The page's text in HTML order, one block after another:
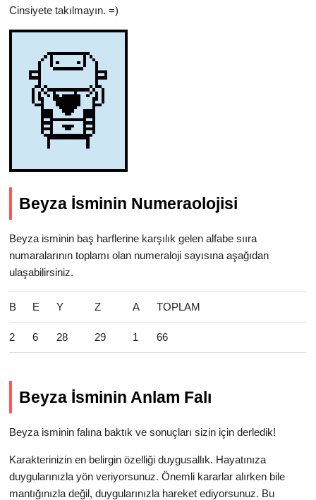
Cinsiyete takılmayın. =)
Beyza İsminin Numeraolojisi
Beyza isminin baş harflerine karşılık gelen alfabe sııra
numaralarının toplamı olan numeraloji sayısına aşağıdan
ulaşabilirsiniz.
B E Y Z A TOPLAM
2 6 28 29 1 66
Beyza İsminin Anlam Falı
Beyza isminin falına baktık ve sonuçları sizin için derledik!
Karakterinizin en belirgin özelliği duygusallık. Hayatınıza
duygularınızla yön veriyorsunuz. Önemli kararlar alırken bile
mantığınızla değil, duygularınızla hareket ediyorsunuz. Bu